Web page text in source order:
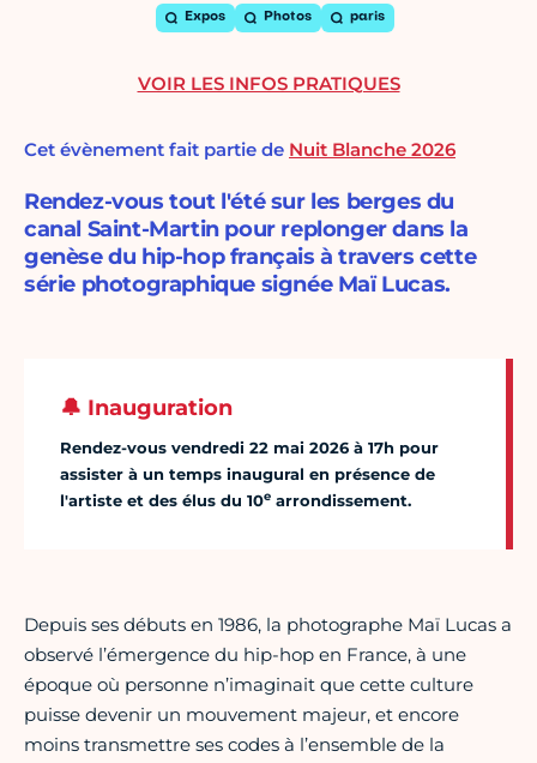
Expos Photos paris
Cet évènement fait partie de Nuit Blanche 2026
Rendez-vous tout l'été sur les berges du
canal Saint-Martin pour replonger dans la
genèse du hip-hop français à travers cette
série photographique signée Maï Lucas.
🔔 Inauguration
Rendez-vous vendredi 22 mai 2026 à 17h pour
assister à un temps inaugural en présence de
l'artiste et des élus du 10e arrondissement.
Depuis ses débuts en 1986, la photographe Maï Lucas a
observé l’émergence du hip-hop en France, à une
époque où personne n’imaginait que cette culture
puisse devenir un mouvement majeur, et encore
moins transmettre ses codes à l’ensemble de la
VOIR LES INFOS PRATIQUES